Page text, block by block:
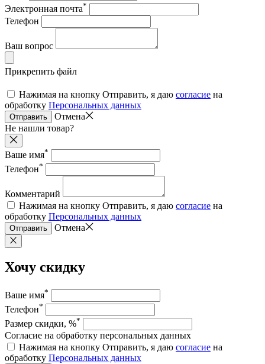
Электронная почта*
Телефон
Ваш вопрос
Прикрепить файл
Нажимая на кнопку Отправить, я даю согласие на
обработку Персональных данных
Отправить
Отмена
Не нашли товар?
Ваше имя*
Телефон*
Комментарий
Нажимая на кнопку Отправить, я даю согласие на
обработку Персональных данных
Отправить Отмена
Хочу скидку
Ваше имя*
Телефон*
Размер скидки, %*
Согласие на обработку персональных данных
Нажимая на кнопку Отправить, я даю согласие на
обработку Персональных данных